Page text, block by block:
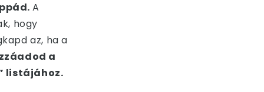
A
hogy
az, ha a
a
listájához.